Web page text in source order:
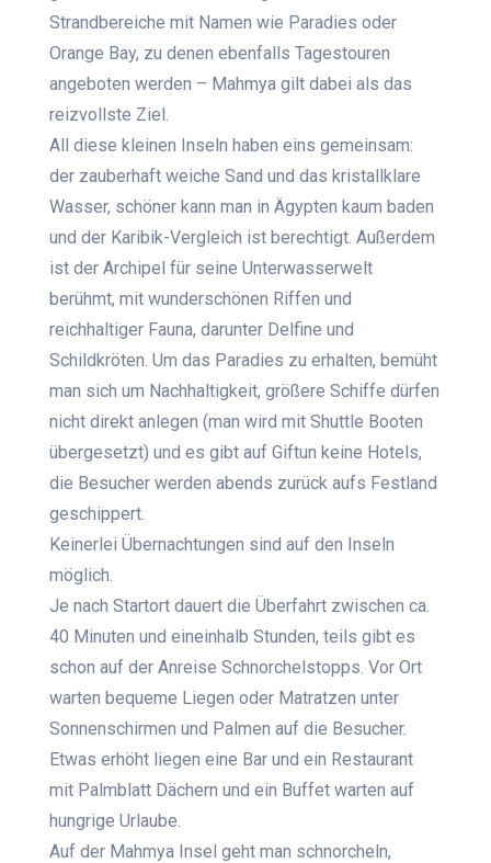
Strandbereiche mit Namen wie Paradies oder
Orange Bay, zu denen ebenfalls Tagestouren
angeboten werden – Mahmya gilt dabei als das
reizvollste Ziel.
All diese kleinen Inseln haben eins gemeinsam:
der zauberhaft weiche Sand und das kristallklare
Wasser, schöner kann man in Ägypten kaum baden
und der Karibik-Vergleich ist berechtigt. Außerdem
ist der Archipel für seine Unterwasserwelt
berühmt, mit wunderschönen Riffen und
reichhaltiger Fauna, darunter Delfine und
Schildkröten. Um das Paradies zu erhalten, bemüht
man sich um Nachhaltigkeit, größere Schiffe dürfen
nicht direkt anlegen (man wird mit Shuttle Booten
übergesetzt) und es gibt auf Giftun keine Hotels,
die Besucher werden abends zurück aufs Festland
geschippert.
Keinerlei Übernachtungen sind auf den Inseln
möglich.
Je nach Startort dauert die Überfahrt zwischen ca.
40 Minuten und eineinhalb Stunden, teils gibt es
schon auf der Anreise Schnorchelstopps. Vor Ort
warten bequeme Liegen oder Matratzen unter
Sonnenschirmen und Palmen auf die Besucher.
Etwas erhöht liegen eine Bar und ein Restaurant
mit Palmblatt Dächern und ein Buffet warten auf
hungrige Urlaube.
Auf der Mahmya Insel geht man schnorcheln,